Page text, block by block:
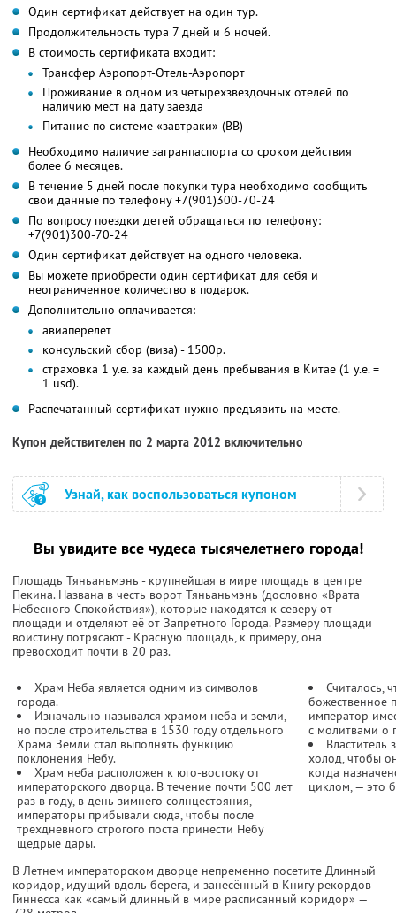
Один сертификат действует на один тур.
Продолжительность тура 7 дней и 6 ночей.
В стоимость сертификата входит:
Трансфер Аэропорт-Отель-Аэропорт
Проживание в одном из четырехзвездочных отелей по
наличию мест на дату заезда
Питание по системе «завтраки» (BB)
Необходимо наличие загранпаспорта со сроком действия
более 6 месяцев.
В течение 5 дней после покупки тура необходимо сообщить
свои данные по телефону +7(901)300-70-24
По вопросу поездки детей обращаться по телефону:
+7(901)300-70-24
Один сертификат действует на одного человека.
Вы можете приобрести один сертификат для себя и
неограниченное количество в подарок.
Дополнительно оплачивается:
авиаперелет
консульский сбор (виза) - 1500р.
страховка 1 у.е. за каждый день пребывания в Китае (1 у.е. =
1 usd).
Распечатанный сертификат нужно предъявить на месте.
Купон действителен по 2 марта 2012 включительно
Узнай, как воспользоваться купоном
Вы увидите все чудеса тысячелетнего города!
Площадь Тяньаньмэнь - крупнейшая в мире площадь в центре
Пекина. Названа в честь ворот Тяньаньмэнь (дословно «Врата
Небесного Спокойствия»), которые находятся к северу от
площади и отделяют её от Запретного Города. Размеру площади
воистину потрясают - Красную площадь, к примеру, она
превосходит почти в 20 раз.
Храм Неба является одним из символов
города.
Изначально назывался храмом неба и земли,
но после строительства в 1530 году отдельного
Храма Земли стал выполнять функцию
поклонения Небу.
Храм неба расположен к юго-востоку от
императорского дворца. В течение почти 500 лет
раз в году, в день зимнего солнцестояния,
императоры прибывали сюда, чтобы после
трехдневного строгого поста принести Небу
щедрые дары.
Считалось,
божественное
император
с молитвами о
Властитель
холод, чтобы
когда
циклом, — это
В Летнем императорском дворце непременно посетите Длинный
коридор, идущий вдоль берега, и занесённый в Книгу рекордов
Гиннесса как «самый длинный в мире расписанный коридор» —